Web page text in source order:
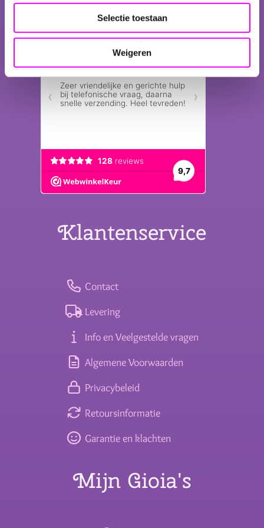
Selectie toestaan
Weigeren
heeft, horen wij dat graag!
» Lees meer over GIOIA's
Klantenservice
Contact
Levering
Info en Veelgestelde vragen
Algemene Voorwaarden
Privacybeleid
Retoursinformatie
Garantie en klachten
Mijn Gioia's